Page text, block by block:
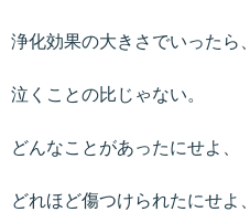
浄化効果の大きさでいったら、
泣くことの比じゃない。
どんなことがあったにせよ、
どれほど傷つけられたにせよ、